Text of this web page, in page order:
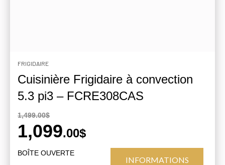
FRIGIDAIRE
Cuisinière Frigidaire à convection
5.3 pi3 – FCRE308CAS
1,499.00$
1,099.00$
BOÎTE OUVERTE
INFORMATIONS